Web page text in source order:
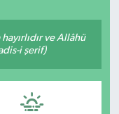
ve Allâhü
i şerif)